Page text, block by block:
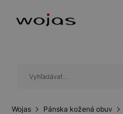
Wojas Pánska kožená obuv